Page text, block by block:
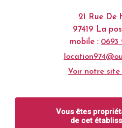
21 Rue De
97419 La
mobile : 0693
Voir notre
Vous êtes
de cet